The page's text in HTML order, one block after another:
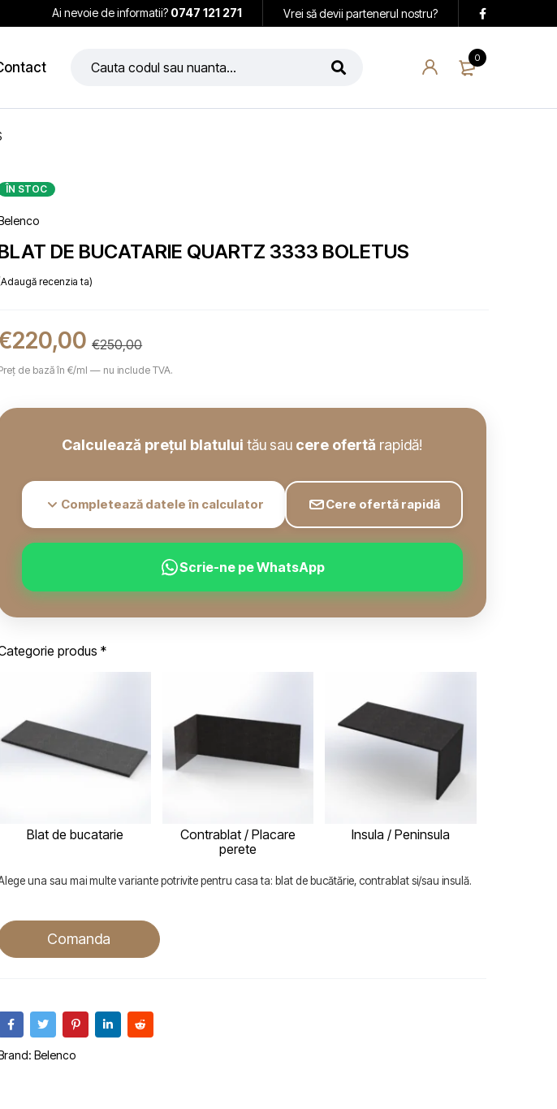
Vrei să devii partenerul nostru?
Ai nevoie de informatii? 0747 121 271
0
ÎN STOC
DE BUCATARIE QUARTZ 3333 BOLETUS
Adaugă recenzia ta
€250,00
220,00
de bază în €/ml — nu include TVA.
Calculează prețul blatului tău sau cere ofertă rapidă!
Completează datele în calculator Cere ofertă rapidă
Scrie-ne pe WhatsApp
produs *
Blat de bucatarie
Contrablat / Placare
perete
Insula / Peninsula
una sau mai multe variante potrivite pentru casa ta: blat de bucătărie, contrablat si/sau insulă.
Comanda
Belenco